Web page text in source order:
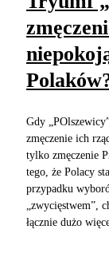
Gdy
zmęczenie ich
tylko zmęczenie
tego, że Polacy
przypadku
„zwycięstwem”,
łącznie dużo